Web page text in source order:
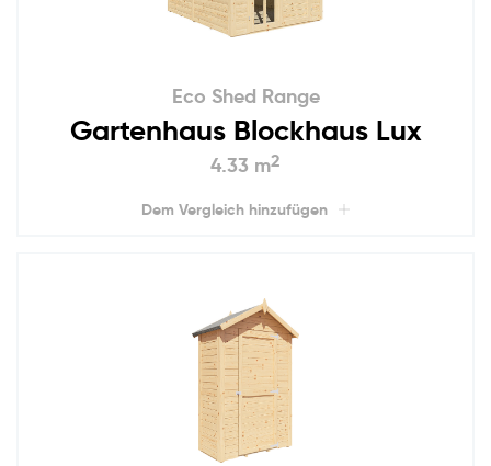
Eco Shed Range
Gartenhaus Blockhaus Lux
4.33 m2
Dem Vergleich hinzufügen